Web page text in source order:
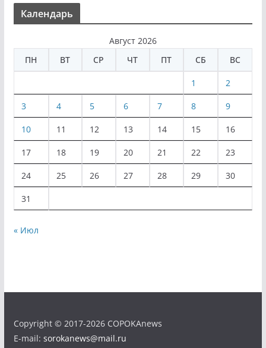
Календарь
Август 2026
ПН
ВТ СР ЧТ ПТ СБ ВС
1 2
3 4 5 6 7 8 9
10 11 12 13 14 15 16
17 18 19 20 21 22 23
24 25 26 27 28 29 30
31
« Июл
Copyright © 2017-2026 COPOKAnews
E-mail: sorokanews@mail.ru